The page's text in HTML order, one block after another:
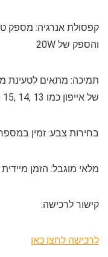
קפסולת אנרגיה:
והספק של 20W
תמיכה: מתאים לטעינת
של אייפון כמו iPhone 15, 14, 13 ולטעינת מכשירי Xiaomi
בחירות צבע: זמין במספר
מלאי מוגבל: הזמן
קישור לרכישה:
לרכישה לחצו כאן